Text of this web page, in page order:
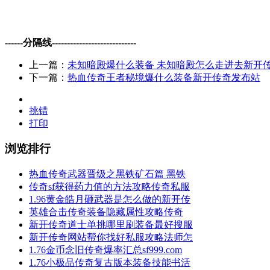
------分隔线----------------------------
上一篇： 未知暗殿爆什么装备 未知暗殿怎么走进去新开
下一篇： 热血传奇王者秘境爆什么装备新开传奇发布站
挑错
打印
浏览排行
热血传奇武器晋级之黑铁矿石篇 黑铁
传奇sf获得药力值的方法攻略传奇私服
1.96黄金皓月砸武器是怎么做的新开传
英雄合击​传奇装备隐藏属性攻略传奇
新开传奇道士单挑哪里刷装备最好搜服
新开传奇网站帮你找好私服攻略法师怎
1.76金币念旧传奇爆率汇总sf999.com
1.76小极品传奇复古版本装备技能书活